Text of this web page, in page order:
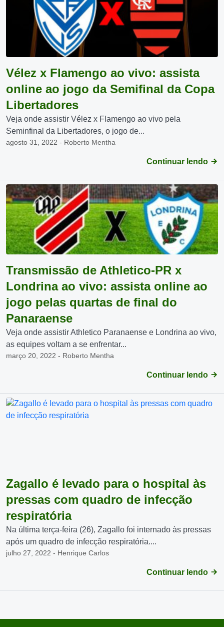
Vélez x Flamengo ao vivo: assista
online ao jogo da Semifinal da Copa
Libertadores
Veja onde assistir Vélez x Flamengo ao vivo pela
Seminfinal da Libertadores, o jogo de...
agosto 31, 2022 - Roberto Mentha
Continuar lendo
Transmissão de Athletico-PR x
Londrina ao vivo: assista online ao
jogo pelas quartas de final do
Panaraense
Veja onde assistir Athletico Paranaense e Londrina ao vivo,
as equipes voltam a se enfrentar...
março 20, 2022 - Roberto Mentha
Continuar lendo
Zagallo é levado para o hospital às
pressas com quadro de infecção
respiratória
Na última terça-feira (26), Zagallo foi internado às pressas
após um quadro de infecção respiratória....
julho 27, 2022 - Henrique Carlos
Continuar lendo